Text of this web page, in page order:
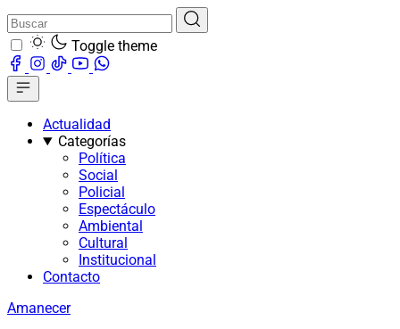
Toggle theme
Actualidad
Categorías
Política
Social
Policial
Espectáculo
Ambiental
Cultural
Institucional
Contacto
Amanecer